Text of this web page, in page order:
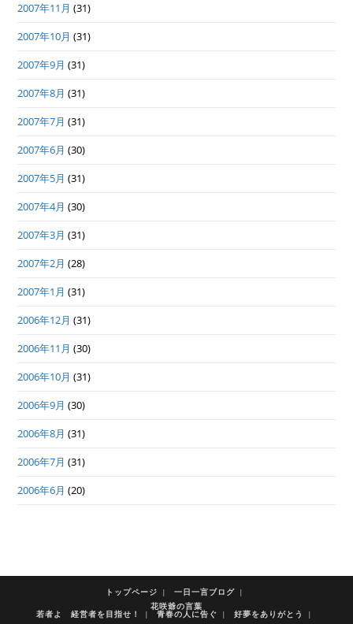
2007年11月 (31)
2007年10月 (31)
2007年9月 (31)
2007年8月 (31)
2007年7月 (31)
2007年6月 (30)
2007年5月 (31)
2007年4月 (30)
2007年3月 (31)
2007年2月 (28)
2007年1月 (31)
2006年12月 (31)
2006年11月 (30)
2006年10月 (31)
2006年9月 (30)
2006年8月 (31)
2006年7月 (31)
2006年6月 (20)
トップページ
一日一言ブログ
花咲爺の言葉
若者よ 経営者を目指せ！ 青春の人に告ぐ
好夢をありがとう